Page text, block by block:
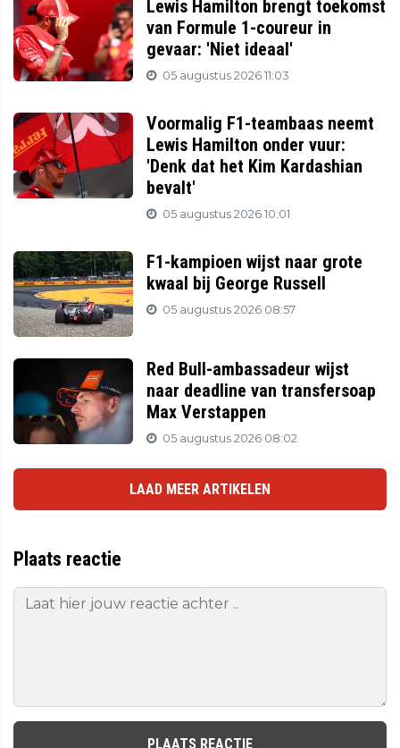
Lewis Hamilton brengt toekomst
van Formule 1-coureur in
gevaar: 'Niet ideaal'
05 augustus 2026 11:03
Voormalig F1-teambaas neemt
Lewis Hamilton onder vuur:
'Denk dat het Kim Kardashian
bevalt'
05 augustus 2026 10:01
F1-kampioen wijst naar grote
kwaal bij George Russell
05 augustus 2026 08:57
Red Bull-ambassadeur wijst
naar deadline van transfersoap
Max Verstappen
05 augustus 2026 08:02
LAAD MEER ARTIKELEN
Plaats reactie
PLAATS REACTIE